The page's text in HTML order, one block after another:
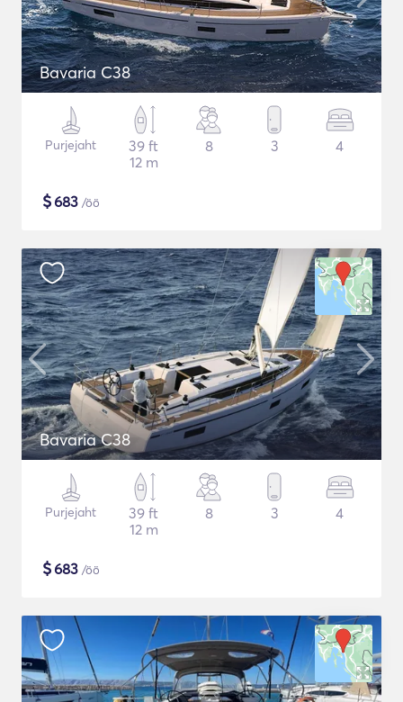
Bavaria C38
Purjejaht
39 ft
12 m
8 3 4
$683 /öö
Bavaria C38
Purjejaht
39 ft
12 m
8 3 4
$683 /öö